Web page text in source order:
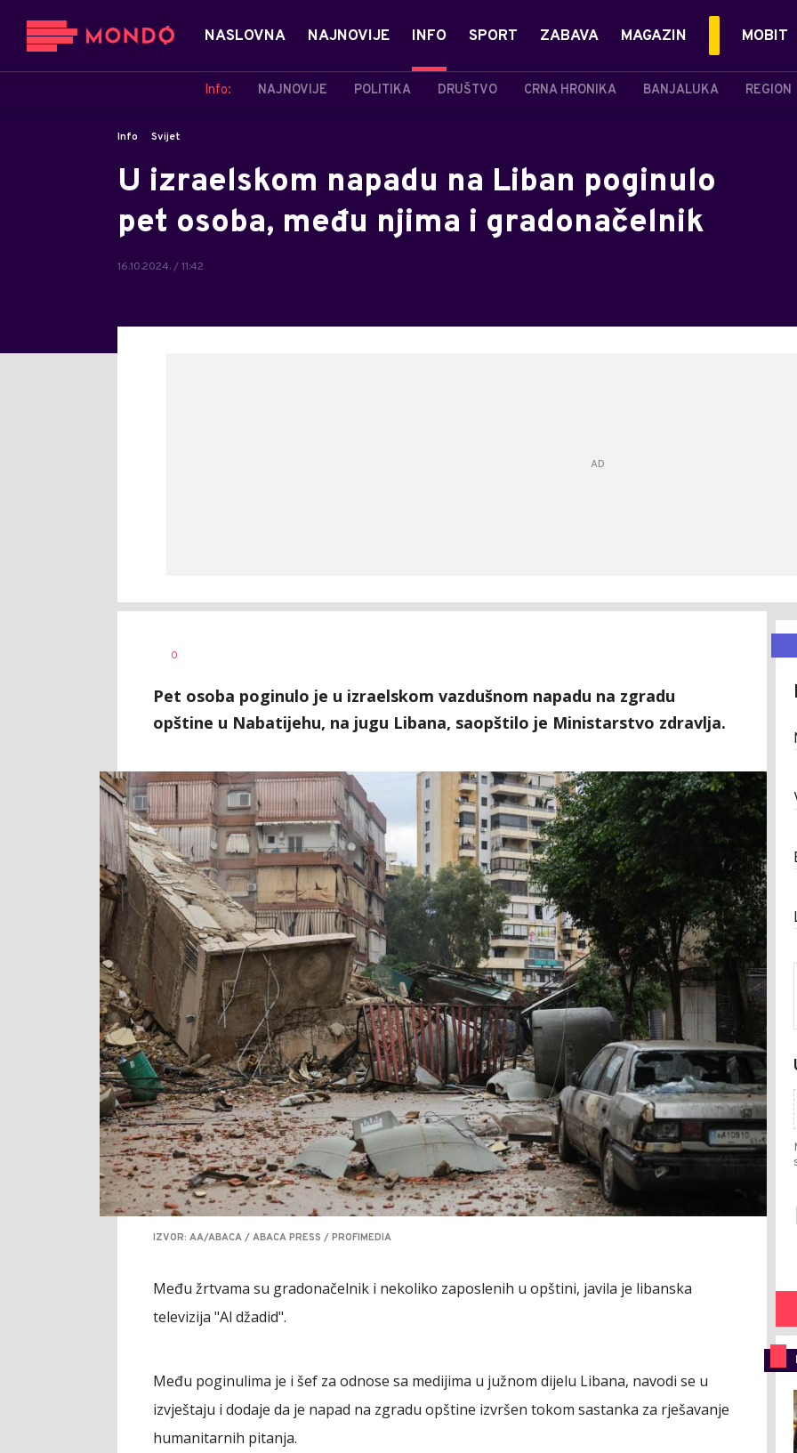
NASLOVNA NAJNOVIJE INFO
Info: NAJNOVIJE POLITIKA DRUŠTVO CRNA HRONIKA BANJALUKA REGION
SPORT ZABAVA MAGAZIN MOBIT
Info Svijet
U izraelskom napadu na Liban poginulo
pet osoba, među njima i gradonačelnik
16.10.2024. / 11:42
AUTOR
0
Pet osoba poginulo je u izraelskom vazdušnom napadu na zgradu
opštine u Nabatijehu, na jugu Libana, saopštilo je Ministarstvo zdravlja.
IZVOR: AA/ABACA / ABACA PRESS / PROFIMEDIA
Među žrtvama su gradonačelnik i nekoliko zaposlenih u opštini, javila je libanska
televizija "Al džadid".
Među poginulima je i šef za odnose sa medijima u južnom dijelu Libana, navodi se u
izvještaju i dodaje da je napad na zgradu opštine izvršen tokom sastanka za rješavanje
humanitarnih pitanja.